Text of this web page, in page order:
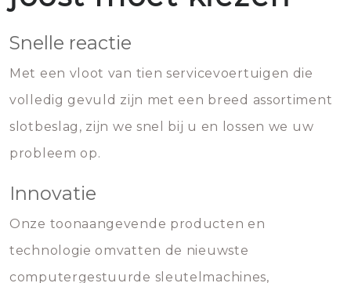
Snelle reactie
Met een vloot van tien servicevoertuigen die
volledig gevuld zijn met een breed assortiment
slotbeslag, zijn we snel bij u en lossen we uw
probleem op.
Innovatie
Onze toonaangevende producten en
technologie omvatten de nieuwste
computergestuurde sleutelmachines,